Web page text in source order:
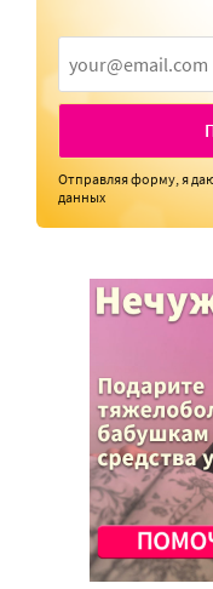
Отправляя форму, я
данных